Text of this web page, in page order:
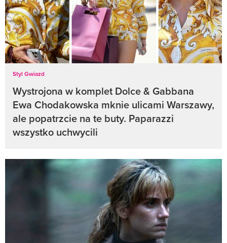
Styl Gwiazd
Wystrojona w komplet Dolce & Gabbana
Ewa Chodakowska mknie ulicami Warszawy,
ale popatrzcie na te buty. Paparazzi
wszystko uchwycili